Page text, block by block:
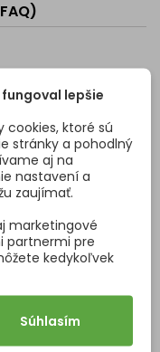
+ pravá
lepšie
cookies, ktoré sú
stránky a pohodlný
aj na
nastavení a
zaujímať.
marketingové
partnermi pre
kedykoľvek
Súhlasím